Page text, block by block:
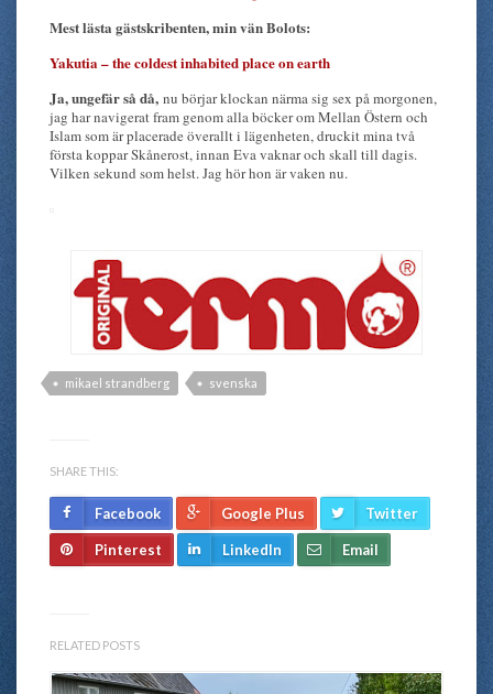
Mest lästa gästskribenten, min vän Bolots:
Yakutia – the coldest inhabited place on earth
Ja, ungefär så då, nu börjar klockan närma sig sex på morgonen,
jag har navigerat fram genom alla böcker om Mellan Östern och
Islam som är placerade överallt i lägenheten, druckit mina två
första koppar Skånerost, innan Eva vaknar och skall till dagis.
Vilken sekund som helst. Jag hör hon är vaken nu.
mikael strandberg svenska
SHARE THIS:
Facebook Google Plus Twitter
Pinterest LinkedIn Email
RELATED POSTS